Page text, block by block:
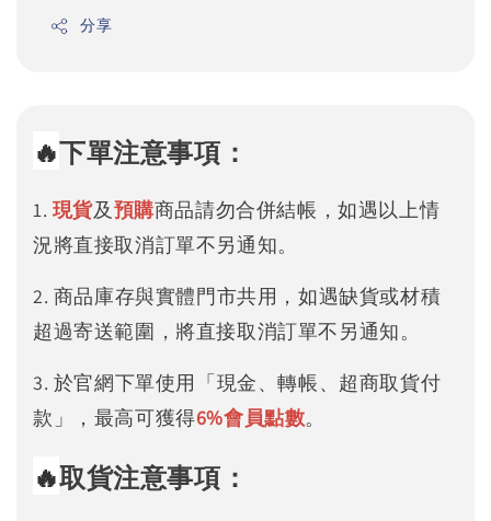
分享
🔥下單注意事項：
1. 現貨及預購商品請勿合併結帳，如遇以上情
況將直接取消訂單不另通知。
2. 商品庫存與實體門市共用，如遇缺貨或材積
超過寄送範圍，將直接取消訂單不另通知。
3. 於官網下單使用「現金、轉帳、超商取貨付
款」，最高可獲得6%會員點數。
🔥取貨注意事項：